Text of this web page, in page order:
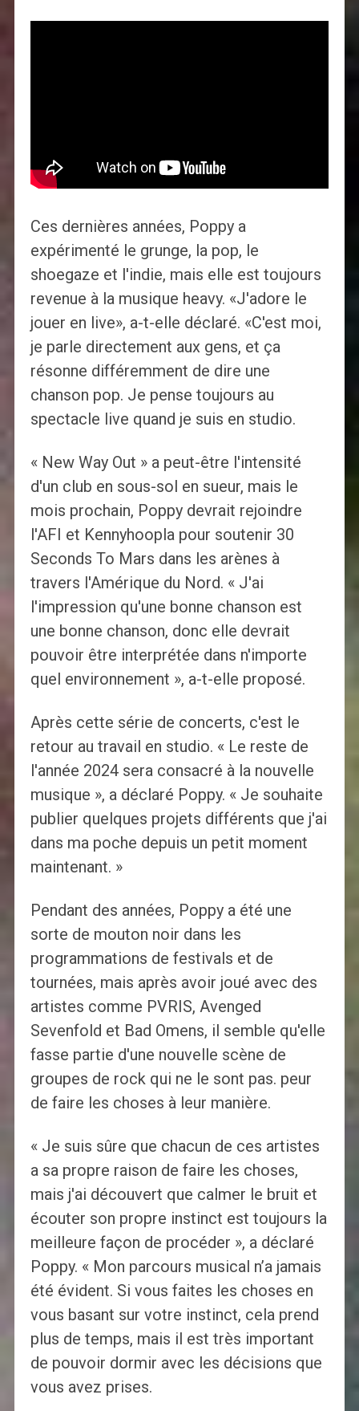
Ces dernières années, Poppy a
expérimenté le grunge, la pop, le
shoegaze et l'indie, mais elle est toujours
revenue à la musique heavy. «J'adore le
jouer en live», a-t-elle déclaré. «C'est moi,
je parle directement aux gens, et ça
résonne différemment de dire une
chanson pop. Je pense toujours au
spectacle live quand je suis en studio.
« New Way Out » a peut-être l'intensité
d'un club en sous-sol en sueur, mais le
mois prochain, Poppy devrait rejoindre
l'AFI et Kennyhoopla pour soutenir 30
Seconds To Mars dans les arènes à
travers l'Amérique du Nord. « J'ai
l'impression qu'une bonne chanson est
une bonne chanson, donc elle devrait
pouvoir être interprétée dans n'importe
quel environnement », a-t-elle proposé.
Après cette série de concerts, c'est le
retour au travail en studio. « Le reste de
l'année 2024 sera consacré à la nouvelle
musique », a déclaré Poppy. « Je souhaite
publier quelques projets différents que j'ai
dans ma poche depuis un petit moment
maintenant. »
Pendant des années, Poppy a été une
sorte de mouton noir dans les
programmations de festivals et de
tournées, mais après avoir joué avec des
artistes comme PVRIS, Avenged
Sevenfold et Bad Omens, il semble qu'elle
fasse partie d'une nouvelle scène de
groupes de rock qui ne le sont pas. peur
de faire les choses à leur manière.
« Je suis sûre que chacun de ces artistes
a sa propre raison de faire les choses,
mais j'ai découvert que calmer le bruit et
écouter son propre instinct est toujours la
meilleure façon de procéder », a déclaré
Poppy. « Mon parcours musical n’a jamais
été évident. Si vous faites les choses en
vous basant sur votre instinct, cela prend
plus de temps, mais il est très important
de pouvoir dormir avec les décisions que
vous avez prises.